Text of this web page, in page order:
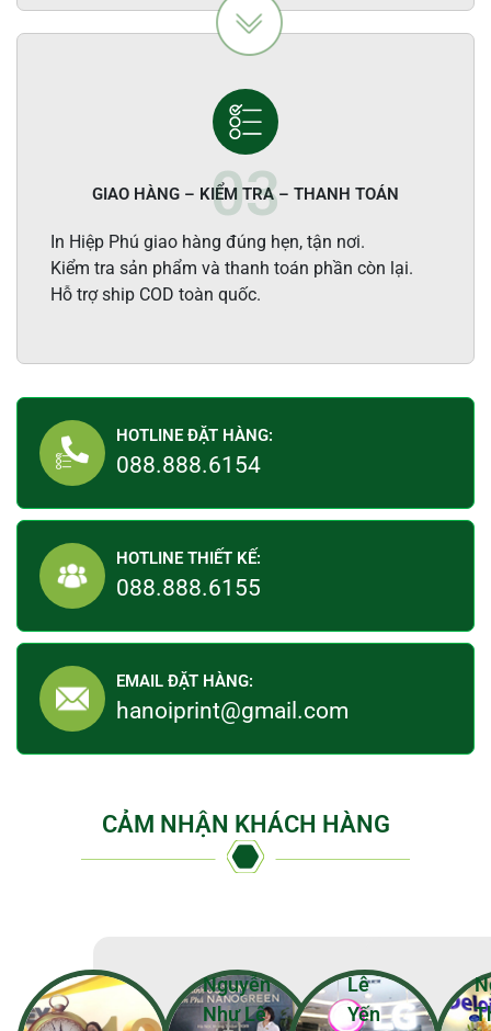
GIAO HÀNG – KIỂM TRA – THANH TOÁN
In Hiệp Phú giao hàng đúng hẹn, tận nơi.
Kiểm tra sản phẩm và thanh toán phần còn lại.
Hỗ trợ ship COD toàn quốc.
HOTLINE ĐẶT HÀNG:
088.888.6154
HOTLINE THIẾT KẾ:
088.888.6155
EMAIL ĐẶT HÀNG:
hanoiprint@gmail.com
CẢM NHẬN KHÁCH HÀNG
Nguyễn
Như Lê
Lê
Yến